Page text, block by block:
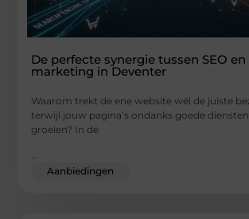
De perfecte synergie tussen SEO
marketing in Deventer
Waarom trekt de ene website wél de juiste
terwijl jouw pagina’s ondanks goede
groeien? In de
...
Aanbiedingen